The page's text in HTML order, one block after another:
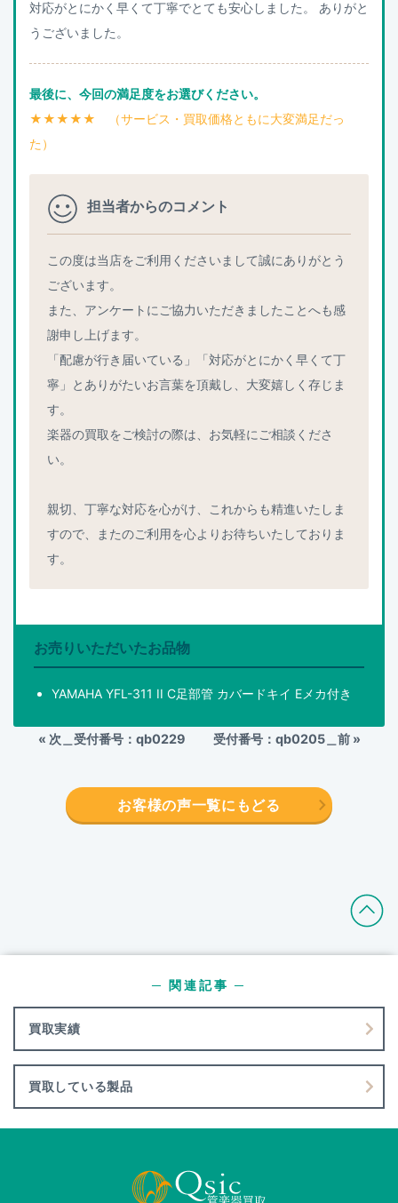
対応がとにかく早くて丁寧でとても安心しました。 ありがと
うございました。
最後に、今回の満足度をお選びください。
★★★★★ （サービス・買取価格ともに大変満足だっ
た）
担当者からのコメント
この度は当店をご利用くださいまして誠にありがとう
ございます。
また、アンケートにご協力いただきましたことへも感
謝申し上げます。
「配慮が行き届いている」「対応がとにかく早くて丁
寧」とありがたいお言葉を頂戴し、大変嬉しく存じま
す。
楽器の買取をご検討の際は、お気軽にご相談くださ
い。
親切、丁寧な対応を心がけ、これからも精進いたしま
すので、またのご利用を心よりお待ちいたしておりま
す。
お売りいただいたお品物
YAMAHA YFL-311 II C足部管 カバードキイ Eメカ付き
« 次＿受付番号：qb0229 受付番号：qb0205＿前»
お客様の声一覧にもどる
買取実績
─ 関連記事 ─
買取している製品